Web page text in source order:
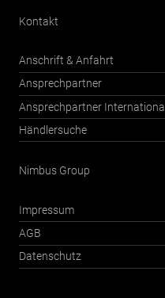
Kontakt
Anschrift & Anfahrt
Ansprechpartner
Ansprechpartner International
Händlersuche
Nimbus Group
Impressum
AGB
Datenschutz